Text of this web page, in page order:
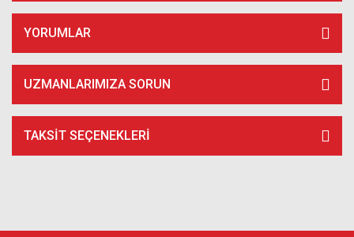
YORUMLAR
UZMANLARIMIZA SORUN
TAKSIT SEÇENEKLERI